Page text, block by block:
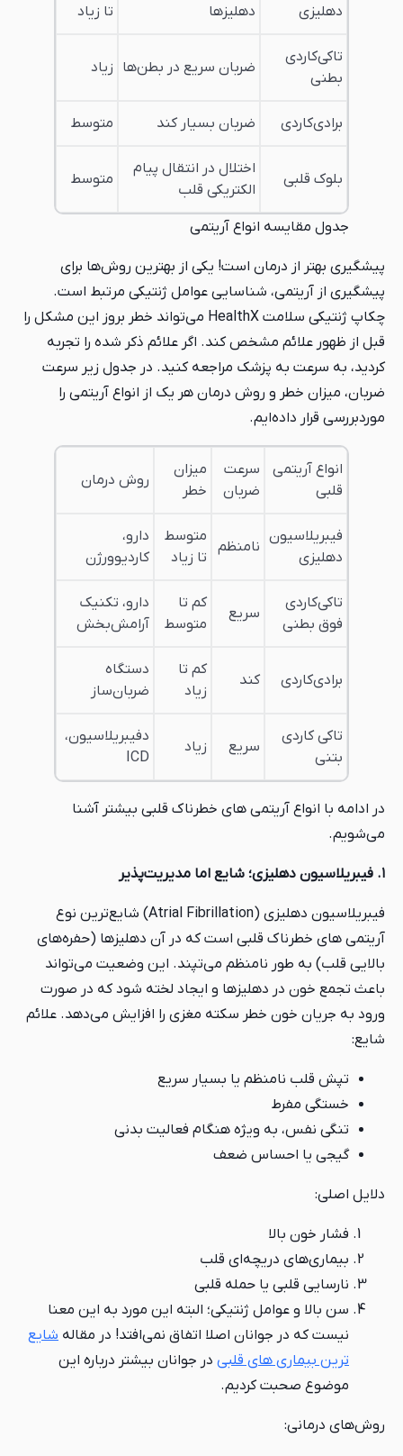
دهلیزی
دهلیزها
تا زیاد
تاکی‌کاردی
بطنی
ضربان سریع در بطن‌ها زیاد
برادی‌کاردی ضربان بسیار کند متوسط
بلوک قلبی
اختلال در انتقال پیام
الکتریکی قلب
متوسط
جدول مقایسه انواع آریتمی
پیشگیری بهتر از درمان است! یکی از بهترین روش‌ها برای
پیشگیری از آریتمی، شناسایی عوامل ژنتیکی مرتبط است.
چکاپ ژنتیکی سلامت HealthX می‌تواند خطر بروز این مشکل را
قبل از ظهور علائم مشخص کند. اگر علائم ذکر شده را تجربه
کردید، به سرعت به پزشک مراجعه کنید. در جدول زیر سرعت
ضربان، میزان خطر و روش درمان هر یک از انواع آریتمی را
مورد‌بررسی قرار داده‌ایم.
انواع آریتمی
قلبی
سرعت
ضربان
میزان
خطر
روش درمان
فیبریلاسیون
دهلیزی
نامنظم
متوسط
تا زیاد
دارو،
کاردیوورژن
تاکی‌کاردی
فوق بطنی
سریع
کم تا
متوسط
دارو، تکنیک
آرامش‌بخش
برادی‌کاردی کند
کم تا
زیاد
دستگاه
ضربان‌ساز
تاکی کاردی
بتنی
سریع زیاد
دفیبریلاسیون،
ICD
در ادامه با انواع آریتمی های خطرناک قلبی بیشتر آشنا
می‌شویم.
۱. فیبریلاسیون دهلیزی؛ شایع اما مدیریت‌پذیر
فیبریلاسیون دهلیزی (Atrial Fibrillation) شایع‌ترین نوع
آریتمی های خطرناک قلبی است که در آن دهلیزها (حفره‌های
بالایی قلب) به طور نامنظم می‌تپند. این وضعیت می‌تواند
باعث تجمع خون در دهلیزها و ایجاد لخته شود که در صورت
ورود به جریان خون خطر سکته مغزی را افزایش می‌دهد. علائم
شایع:
تپش قلب نامنظم یا بسیار سریع
خستگی مفرط
تنگی نفس، به ویژه هنگام فعالیت بدنی
گیجی یا احساس ضعف
دلایل اصلی:
فشار خون بالا
بیماری‌های دریچه‌ای قلب
نارسایی قلبی یا حمله قلبی
سن بالا و عوامل ژنتیکی؛ البته این مورد به این معنا
نیست که در جوانان اصلا اتفاق نمی‌افتد! در مقاله شایع
ترین بیماری های قلبی در جوانان بیشتر درباره این
موضوع صحبت کردیم.
روش‌های درمانی: